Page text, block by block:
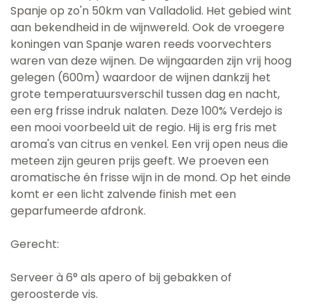
Spanje op zo'n 50km van Valladolid. Het gebied wint
aan bekendheid in de wijnwereld. Ook de vroegere
koningen van Spanje waren reeds voorvechters
waren van deze wijnen. De wijngaarden zijn vrij hoog
gelegen (600m) waardoor de wijnen dankzij het
grote temperatuursverschil tussen dag en nacht,
een erg frisse indruk nalaten. Deze 100% Verdejo is
een mooi voorbeeld uit de regio. Hij is erg fris met
aroma's van citrus en venkel. Een vrij open neus die
meteen zijn geuren prijs geeft. We proeven een
aromatische én frisse wijn in de mond. Op het einde
komt er een licht zalvende finish met een
geparfumeerde afdronk.
Gerecht:
Serveer à 6° als apero of bij gebakken of
geroosterde vis.